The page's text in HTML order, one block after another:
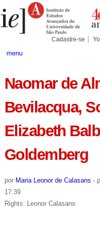
para
conteúdo.
Pessoais
Cadastre-se
menu
Naomar de
Bevilacqua,
Elizabeth
Goldemberg
por Maria Leonor de Calasans -
17:39
Rights: Leonor Calasans